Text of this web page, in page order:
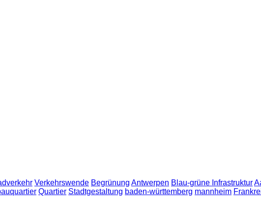
Verkehrswende Begrünung Antwerpen Blau-grüne Infrastruktur
Quartier Stadtgestaltung baden-württemberg mannheim